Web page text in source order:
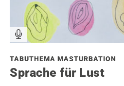
TABUTHEMA MASTURBATION
Sprache für Lust